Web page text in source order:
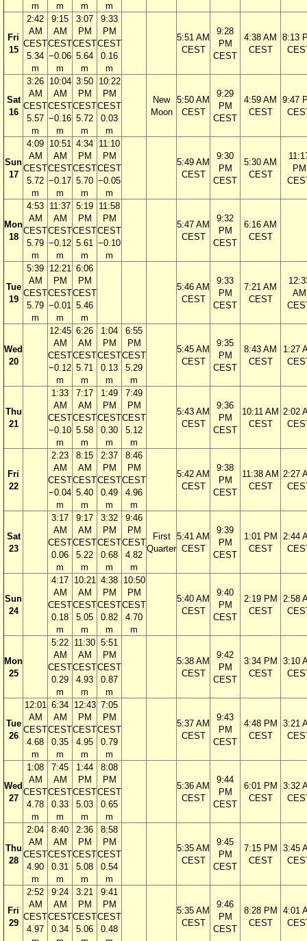
m
m
m
m
Fri
15
2:42
AM
CEST
5.34
m
9:15
AM
CEST
−0.06
m
3:07
PM
CEST
5.64
m
9:33
PM
CEST
0.16
m
5:51 AM
CEST
9:28
PM
CEST
4:38 AM
CEST
8:13
Sat
16
3:26
AM
CEST
5.57
m
10:04
AM
CEST
−0.16
m
3:50
PM
CEST
5.72
m
10:22
PM
CEST
0.03
m
New
Moon
5:50 AM
CEST
9:29
PM
CEST
4:59 AM
CEST
9:47
Sun
17
4:09
AM
CEST
5.72
m
10:51
AM
CEST
−0.17
m
4:34
PM
CEST
5.70
m
11:10
PM
CEST
−0.05
m
5:49 AM
CEST
9:30
PM
CEST
5:30 AM
CEST
PM
Mon
18
4:53
AM
CEST
5.79
m
11:37
AM
CEST
−0.12
m
5:19
PM
CEST
5.61
m
11:58
PM
CEST
−0.10
m
5:47 AM
CEST
9:32
PM
CEST
6:16 AM
CEST
Tue
19
5:39
AM
CEST
5.79
m
12:21
PM
CEST
−0.01
m
6:06
PM
CEST
5.46
m
5:46 AM
CEST
9:33
PM
CEST
7:21 AM
CEST
AM
Wed
20
12:45
AM
CEST
−0.12
m
6:26
AM
CEST
5.71
m
1:04
PM
CEST
0.13
m
6:55
PM
CEST
5.29
m
5:45 AM
CEST
9:35
PM
CEST
8:43 AM
CEST
1:27
Thu
21
1:33
AM
CEST
−0.10
m
7:17
AM
CEST
5.58
m
1:49
PM
CEST
0.30
m
7:49
PM
CEST
5.12
m
5:43 AM
CEST
9:36
PM
CEST
10:11 AM
CEST
2:02
Fri
22
2:23
AM
CEST
−0.04
m
8:15
AM
CEST
5.40
m
2:37
PM
CEST
0.49
m
8:46
PM
CEST
4.96
m
5:42 AM
CEST
9:38
PM
CEST
11:38 AM
CEST
2:27
Sat
23
3:17
AM
CEST
0.06
m
9:17
AM
CEST
5.22
m
3:32
PM
CEST
0.68
m
9:46
PM
CEST
4.82
m
First
Quarter
5:41 AM
CEST
9:39
PM
CEST
1:01 PM
CEST
2:44
Sun
24
4:17
AM
CEST
0.18
m
10:21
AM
CEST
5.05
m
4:38
PM
CEST
0.82
m
10:50
PM
CEST
4.70
m
5:40 AM
CEST
9:40
PM
CEST
2:19 PM
CEST
2:58
Mon
25
5:22
AM
CEST
0.29
m
11:30
AM
CEST
4.93
m
5:51
PM
CEST
0.87
m
5:38 AM
CEST
9:42
PM
CEST
3:34 PM
CEST
3:10
Tue
26
12:01
AM
CEST
4.68
m
6:34
AM
CEST
0.35
m
12:43
PM
CEST
4.95
m
7:05
PM
CEST
0.79
m
5:37 AM
CEST
9:43
PM
CEST
4:48 PM
CEST
3:21
Wed
27
1:08
AM
CEST
4.78
m
7:45
AM
CEST
0.33
m
1:44
PM
CEST
5.03
m
8:08
PM
CEST
0.65
m
5:36 AM
CEST
9:44
PM
CEST
6:01 PM
CEST
3:32
Thu
28
2:04
AM
CEST
4.90
m
8:40
AM
CEST
0.31
m
2:36
PM
CEST
5.08
m
8:58
PM
CEST
0.54
m
5:35 AM
CEST
9:45
PM
CEST
7:15 PM
CEST
3:45
Fri
29
2:52
AM
CEST
4.97
9:24
AM
CEST
0.34
3:21
PM
CEST
5.06
9:41
PM
CEST
0.48
5:35 AM
CEST
9:46
PM
CEST
8:28 PM
CEST
4:01